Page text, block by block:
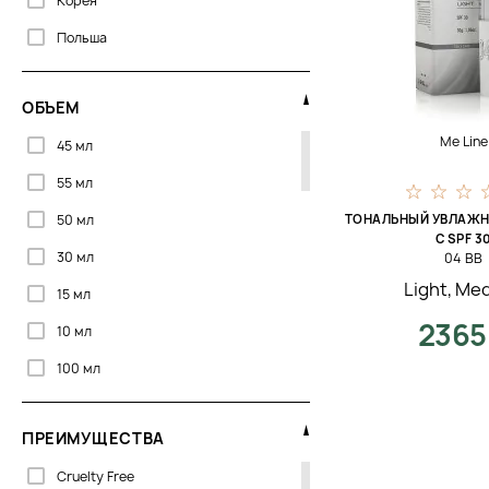
Питание
Придание густоты
Противовоспалительное
Разглаживание
Расчесывание
Регенерация
Себорегуляция
Сияние
Сияние / Осветление
Смягчение
Сужение пор
Текстурирование
Польша
США
Украина
Франция
Франция - Южная Корея
Швейцария
Южная Корея
ОБЪЕМ
45 мл
55 мл
50 мл
30 мл
15 мл
10 мл
100 мл
3 мл
5 мл
3.5 мл
ПРЕИМУЩЕСТВА
Cruelty Free
Me Line
ТОНАЛЬНЫЙ
С SPF 30
04 BB
Light,